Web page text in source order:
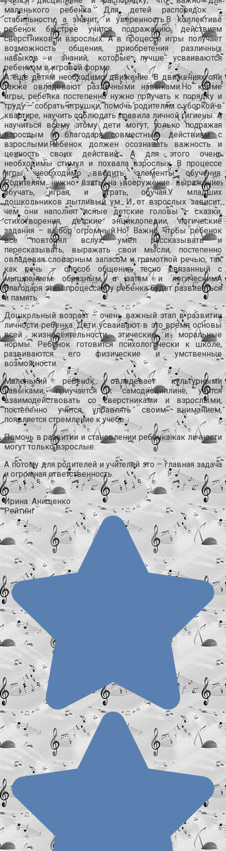
маленького ребенка. Для детей распорядок –
стабильность, а значит, и уверенность.В коллективе
ребенок быстрее учится подражанию действиям
сверстников и взрослых. А в процессе игры получает
возможность общения, приобретения различных
навыков и знаний, которые лучше усваиваются
ребенком в игровой форме.
А еще детям необходимо движение. В движениях они
также овладевают различными навыками.Но кроме
игры, ребенка постепенно нужно приучать к порядку и
труду – собрать игрушки, помочь родителям с уборкой в
квартире, научить соблюдать правила личной гигиены. А
научиться всему этому дети могут, только подражая
взрослым и благодаря совместным действиям с
взрослыми.Ребенок должен осознавать важность и
ценность своих действий. А для этого очень
необходимы стимул и похвала взрослых. В процессе
игры необходимо вводить элементы обучения.
Родителям нужно взять на вооружение выражение:
обучать, играя; и играть, обучая.У младших
дошкольников пытливый ум. И от взрослых зависит,
чем они наполнят ясные детские головы – сказки,
стихотворения, детские энциклопедии, логические
задания – выбор огромный.Но! Важно, чтобы ребенок
все повторял вслух, умел рассказывать и
пересказывать, выражать свои мысли, постепенно
овладевая словарным запасом и грамотной речью, так
как речь — способ общения, тесно связанный с
мышлением образным, а затем и логическимА
благодаря этим процессам у ребенка будет развиваться
и память.
Дошкольный возраст – очень важный этап в развитии
личности ребенка. Дети усваивают в это время основы
всей жизнедеятельности, этические и моральные
нормы. Ребенок готовится психологически к школе,
развиваются его физические и умственные
возможности.
Маленький ребенок овладевает культурными
навыками, приучается к самодисциплине, учится
взаимодействовать со сверстниками и взрослыми,
постепенно учится управлять своим вниманием,
появляется стремление к учебе.
Помочь в развитии и становлении ребенка как личности
могут только взрослые.
А потому для родителей и учителей это – главная задача
и огромная ответственность.
.
Ирина Анищенко
Рейтинг